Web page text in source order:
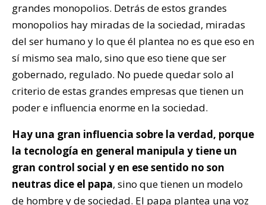
grandes monopolios. Detrás de estos grandes
monopolios hay miradas de la sociedad, miradas
del ser humano y lo que él plantea no es que eso en
sí mismo sea malo, sino que eso tiene que ser
gobernado, regulado. No puede quedar solo al
criterio de estas grandes empresas que tienen un
poder e influencia enorme en la sociedad.
Hay una gran influencia sobre la verdad, porque
la tecnología en general manipula y tiene un
gran control social y en ese sentido no son
neutras dice el papa, sino que tienen un modelo
de hombre y de sociedad. El papa plantea una voz